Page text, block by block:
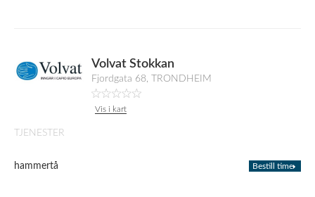
Volvat Stokkan
Fjordgata 68, TRONDHEIM
Vis i kart
TJENESTER
hammertå Bestill time